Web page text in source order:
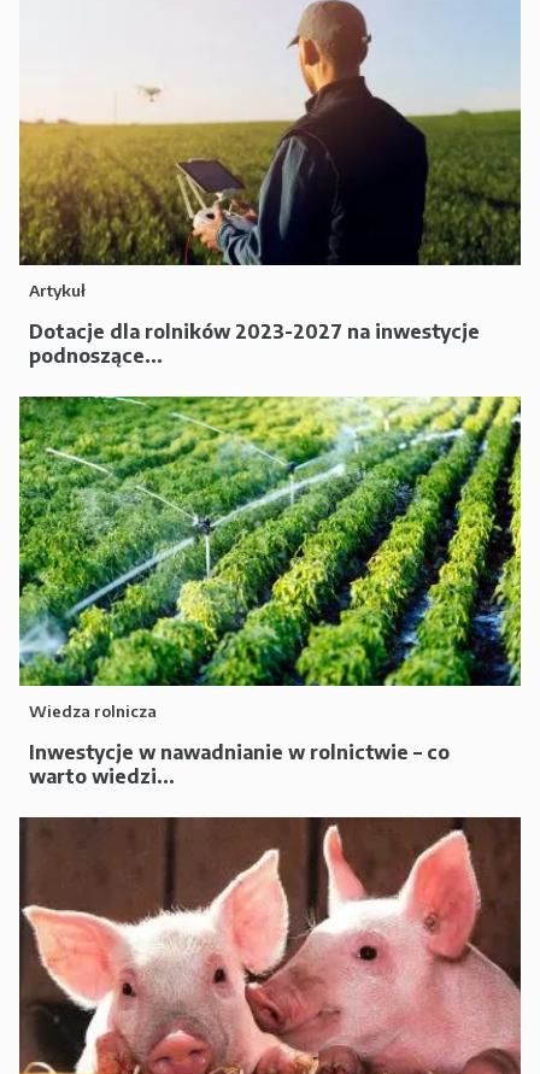
Artykuł
Dotacje dla rolników 2023-2027 na inwestycje
podnoszące...
Wiedza rolnicza
Inwestycje w nawadnianie w rolnictwie – co
warto wiedzi...